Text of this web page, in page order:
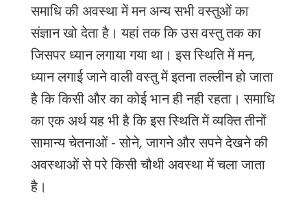
समाधि की अवस्था में मन अन्य सभी वस्तुओं का
संज्ञान खो देता है।यहां तक कि उस वस्तु तक का
जिसपर ध्यान लगाया गया था। इस स्थिति मेंमन,
ध्यान लगाई जाने वाली वस्तु में इतना तल्लीन हो जाता
है कि किसी और का कोई भान ही नही रहता। समाधि
का एक अर्थ यह भी है कि इस स्थिति में व्यक्ति तीनों
सामान्य चेतनाओं - सोने, जागनेऔरसपने देखने की
अवस्थाओं से परे किसी चौथी अवस्था में चला जाता
है।